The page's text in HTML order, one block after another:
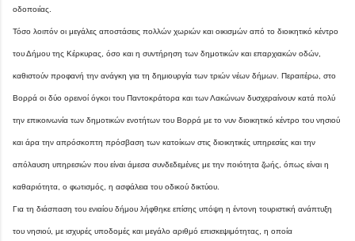
οδοποιίας.
Τόσο λοιπόν οι μεγάλες αποστάσεις πολλών χωριών και οικισμών από το διοικητικό κέντρο
του Δήμου της Κέρκυρας, όσο και η συντήρηση των δημοτικών και επαρχιακών οδών,
καθιστούν προφανή την ανάγκη για τη δημιουργία των τριών νέων δήμων. Περαιτέρω, στο
Βορρά οι δύο ορεινοί όγκοι του Παντοκράτορα και των Λακώνων δυσχεραίνουν κατά πολύ
την επικοινωνία των δημοτικών ενοτήτων του Βορρά με το νυν διοικητικό κέντρο του νησιού
και άρα την απρόσκοπτη πρόσβαση των κατοίκων στις διοικητικές υπηρεσίες και την
απόλαυση υπηρεσιών που είναι άμεσα συνδεδεμένες με την ποιότητα ζωής, όπως είναι η
καθαριότητα, ο φωτισμός, η ασφάλεια του οδικού δικτύου.
Για τη διάσπαση του ενιαίου δήμου λήφθηκε επίσης υπόψη η έντονη τουριστική ανάπτυξη
του νησιού, με ισχυρές υποδομές και μεγάλο αριθμό επισκεψιμότητας, η οποία